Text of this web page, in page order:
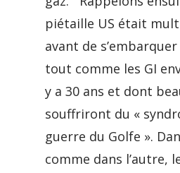
piétaille US était
avant de
tout comme les GI
y a 30 ans et dont
souffriront du «
guerre du Golfe ».
comme dans l’autre,